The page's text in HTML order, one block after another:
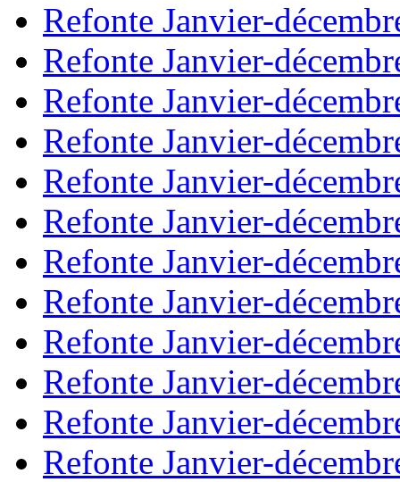
Refonte Janvier-
Refonte Janvier-
Refonte Janvier-
Refonte Janvier-
Refonte Janvier-
Refonte Janvier-
Refonte Janvier-
Refonte Janvier-
Refonte Janvier-
Refonte Janvier-
Refonte Janvier-
Refonte Janvier-